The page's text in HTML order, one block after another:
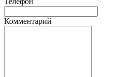
Комментарий